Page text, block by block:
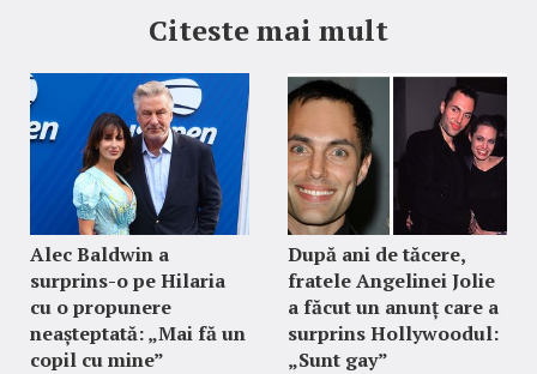
Citeste mai mult
Alec Baldwin a
surprins-o pe Hilaria
cu o propunere
neașteptată: „Mai fă un
copil cu mine”
După ani de tăcere,
fratele Angelinei Jolie
a făcut un anunț care a
surprins Hollywoodul:
„Sunt gay”